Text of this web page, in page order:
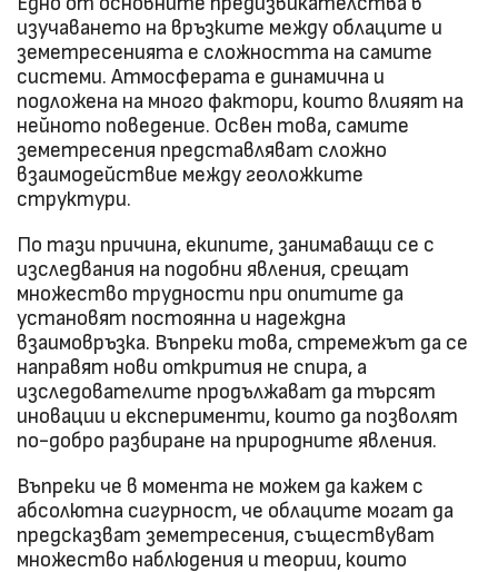
изучаването на връзките между облаците и
земетресенията е сложността на самите
системи. Атмосферата е динамична и
подложена на много фактори, които влияят на
нейното поведение. Освен това, самите
земетресения представляват сложно
взаимодействие между геоложките
структури.
По тази причина, екипите, занимаващи се с
изследвания на подобни явления, срещат
множество трудности при опитите да
установят постоянна и надеждна
взаимовръзка. Въпреки това, стремежът да се
направят нови открития не спира, а
изследователите продължават да търсят
иновации и експерименти, които да позволят
по-добро разбиране на природните явления.
Въпреки че в момента не можем да кажем с
абсолютна сигурност, че облаците могат да
предсказват земетресения, съществуват
множество наблюдения и теории, които